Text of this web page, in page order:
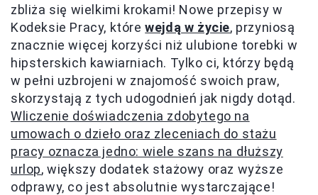
zbliża się wielkimi krokami! Nowe przepisy w
Kodeksie Pracy, którewejdą w życie, przyniosą
znacznie więcej korzyści niż ulubione torebki w
hipsterskich kawiarniach. Tylko ci, którzy będą
w pełni uzbrojeni w znajomość swoich praw,
skorzystają z tych udogodnień jak nigdy dotąd.
Wliczenie doświadczenia zdobytego na
umowach o dzieło oraz zleceniach do stażu
pracy oznacza jedno: wiele szans na dłuższy
urlop, większy dodatek stażowy oraz wyższe
odprawy, co jest absolutnie wystarczające!